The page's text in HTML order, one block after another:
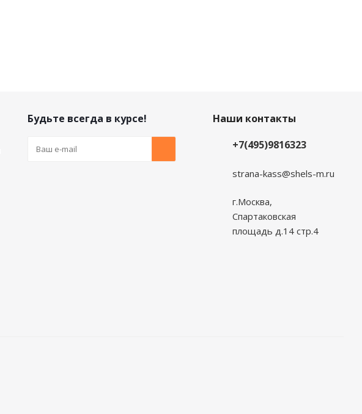
Будьте всегда в курсе!
Наши контакты
+7(495)9816323
strana-kass@shels-m.ru
г.Москва,
Спартаковская
площадь д.14 стр.4